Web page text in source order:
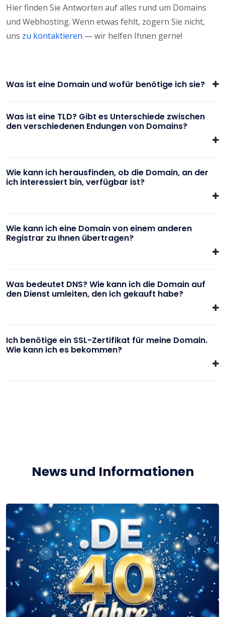
Hier finden Sie Antworten auf alles rund um Domains
und Webhosting. Wenn etwas fehlt, zögern Sie nicht,
uns zu kontaktieren — wir helfen Ihnen gerne!
Was ist eine Domain und wofür benötige ich sie?
Was ist eine TLD? Gibt es Unterschiede zwischen
den verschiedenen Endungen von Domains?
Wie kann ich herausfinden, ob die Domain, an der
ich interessiert bin, verfügbar ist?
Wie kann ich eine Domain von einem anderen
Registrar zu Ihnen übertragen?
Was bedeutet DNS? Wie kann ich die Domain auf
den Dienst umleiten, den ich gekauft habe?
Ich benötige ein SSL-Zertifikat für meine Domain.
Wie kann ich es bekommen?
News und Informationen